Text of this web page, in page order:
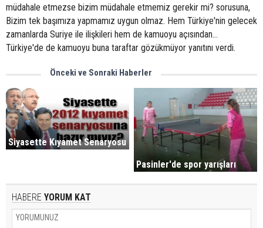
müdahale etmezse bizim müdahale etmemiz gerekir mi? sorusuna,
Bizim tek başımıza yapmamız uygun olmaz. Hem Türkiye'nin gelecek
zamanlarda Suriye ile ilişkileri hem de kamuoyu açısından...
Türkiye'de de kamuoyu buna taraftar gözükmüyor yanıtını verdi.
Önceki ve Sonraki Haberler
Siyasette Kıyamet Senaryosu
Pasinler'de spor yarışları
HABERE YORUM KAT